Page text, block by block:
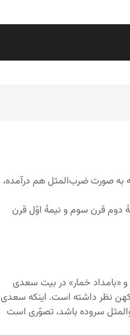
صورت ضرب‌المثل هم درآمده،
دوم قرن سوم و نیمۀ اوّل قرن
«بامداد خمار» در بیت سعدی
نظر داشته است. اینکه سعدی
سروده باشد، تصوّری است